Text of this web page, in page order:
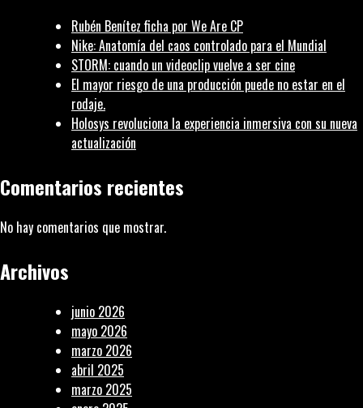
Rubén Benítez ficha por We Are CP
Nike: Anatomía del caos controlado para el Mundial
STORM: cuando un videoclip vuelve a ser cine
El mayor riesgo de una producción puede no estar en el
rodaje.
Holosys revoluciona la experiencia inmersiva con su nueva
actualización
Comentarios recientes
No hay comentarios que mostrar.
Archivos
junio 2026
mayo 2026
marzo 2026
abril 2025
marzo 2025